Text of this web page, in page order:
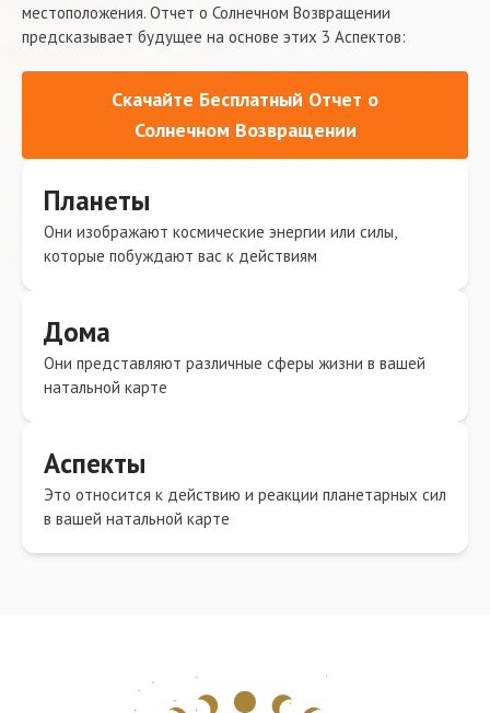
местоположения. Отчет о Солнечном Возвращении
предсказывает будущее на основе этих 3 Аспектов:
Скачайте Бесплатный Отчет о
Солнечном Возвращении
Планеты
Они изображают космические энергии или силы,
которые побуждают вас к действиям
Дома
Они представляют различные сферы жизни в вашей
натальной карте
Аспекты
Это относится к действию и реакции планетарных сил
в вашей натальной карте